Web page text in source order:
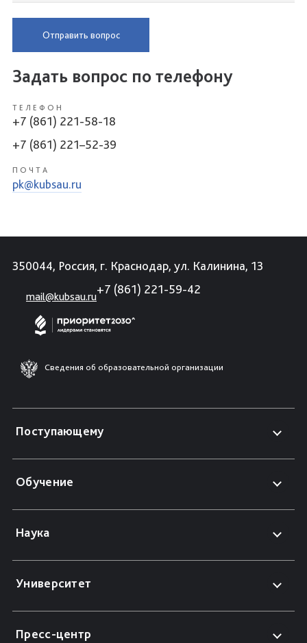
Отправить вопрос
Задать вопрос по телефону
ТЕЛЕФОН
+7 (861) 221-58-18
+7 (861) 221–52-39
ПОЧТА
pk@kubsau.ru
350044, Россия, г. Краснодар, ул. Калинина, 13
mail@kubsau.ru
+7 (861) 221-59-42
Сведения об образовательной организации
Поступающему
Обучение
Наука
Университет
Пресс-центр